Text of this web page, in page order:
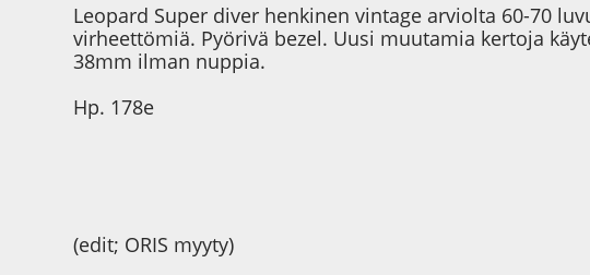
Leopard Super diver henkinen vintage arviolta 60-70
virheettömiä. Pyörivä bezel. Uusi muutamia kertoja
38mm ilman nuppia.
Hp. 178e
(edit; ORIS myyty)